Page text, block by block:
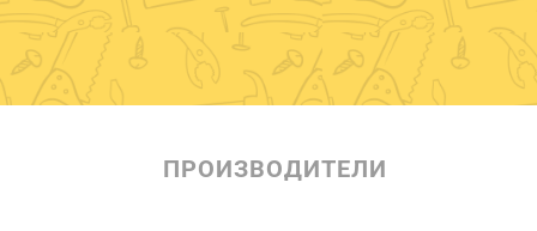
ПРОИЗВОДИТЕЛИ